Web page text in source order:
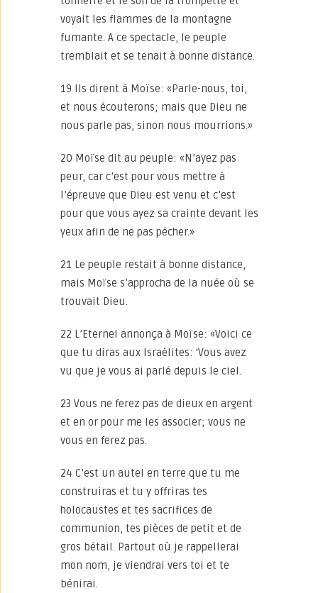
voyait les flammes de la montagne
fumante. A ce spectacle, le peuple
tremblait et se tenait à bonne distance.
19 Ils dirent à Moïse: «Parle-nous, toi,
et nous écouterons; mais que Dieu ne
nous parle pas, sinon nous mourrions.»
20 Moïse dit au peuple: «N’ayez pas
peur, car c’est pour vous mettre à
l’épreuve que Dieu est venu et c’est
pour que vous ayez sa crainte devant les
yeux afin de ne pas pécher.»
21 Le peuple restait à bonne distance,
mais Moïse s’approcha de la nuée où se
trouvait Dieu.
22 L’Eternel annonça à Moïse: «Voici ce
que tu diras aux Israélites: ‘Vous avez
vu que je vous ai parlé depuis le ciel.
23 Vous ne ferez pas de dieux en argent
et en or pour me les associer; vous ne
vous en ferez pas.
24 C’est un autel en terre que tu me
construiras et tu y offriras tes
holocaustes et tes sacrifices de
communion, tes pièces de petit et de
gros bétail. Partout où je rappellerai
mon nom, je viendrai vers toi et te
bénirai.